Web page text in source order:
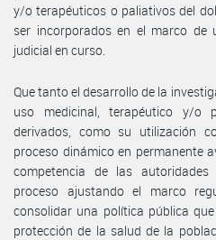
y/o terapéuticos o paliativos del
ser incorporados en el marco de
judicial en curso.
Que tanto el desarrollo de la
uso medicinal, terapéutico y/o
derivados, como su utilización
proceso dinámico en permanente
competencia de las
proceso ajustando el marco
consolidar una política pública
protección de la salud de la